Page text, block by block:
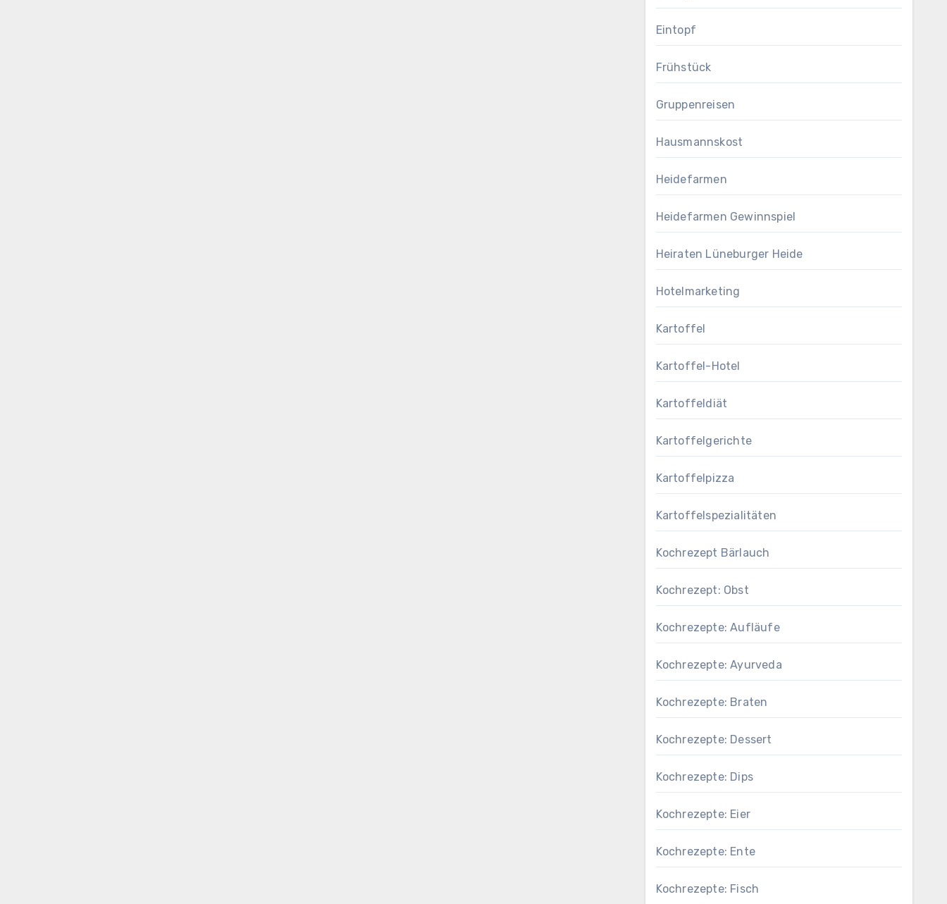
Eintopf
Frühstück
Gruppenreisen
Hausmannskost
Heidefarmen
Heidefarmen Gewinnspiel
Heiraten Lüneburger Heide
Hotelmarketing
Kartoffel
Kartoffel-Hotel
Kartoffeldiät
Kartoffelgerichte
Kartoffelpizza
Kartoffelspezialitäten
Kochrezept Bärlauch
Kochrezept: Obst
Kochrezepte: Aufläufe
Kochrezepte: Ayurveda
Kochrezepte: Braten
Kochrezepte: Dessert
Kochrezepte: Dips
Kochrezepte: Eier
Kochrezepte: Ente
Kochrezepte: Fisch